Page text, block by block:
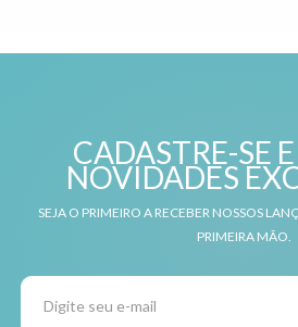
CADASTRE-SE
NOVIDADES
SEJA O PRIMEIRO A RECEBER NOSSOS
PRIMEIRA MÃO.